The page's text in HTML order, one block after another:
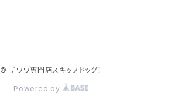
© チワワ専門店スキップドッグ！
Powered by